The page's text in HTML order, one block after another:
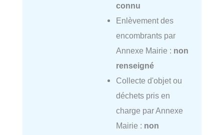
connu
Enlèvement des
encombrants par
Annexe Mairie : non
renseigné
Collecte d'objet ou
déchets pris en
charge par Annexe
Mairie : non